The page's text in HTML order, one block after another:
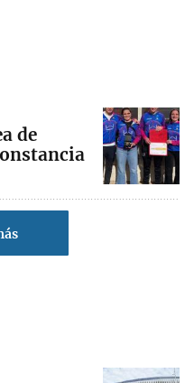
de